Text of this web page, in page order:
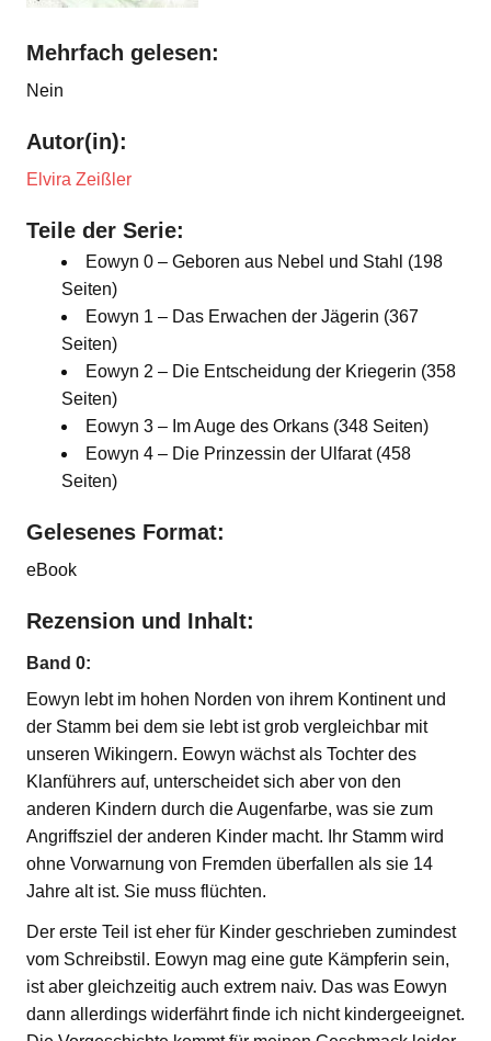
Mehrfach gelesen:
Nein
Autor(in):
Elvira Zeißler
Teile der Serie:
Eowyn 0 – Geboren aus Nebel und Stahl (198
Seiten)
Eowyn 1 – Das Erwachen der Jägerin (367
Seiten)
Eowyn 2 – Die Entscheidung der Kriegerin (358
Seiten)
Eowyn 3 – Im Auge des Orkans (348 Seiten)
Eowyn 4 – Die Prinzessin der Ulfarat (458
Seiten)
Gelesenes Format:
eBook
Rezension und Inhalt:
Band 0:
Eowyn lebt im hohen Norden von ihrem Kontinent und
der Stamm bei dem sie lebt ist grob vergleichbar mit
unseren Wikingern. Eowyn wächst als Tochter des
Klanführers auf, unterscheidet sich aber von den
anderen Kindern durch die Augenfarbe, was sie zum
Angriffsziel der anderen Kinder macht. Ihr Stamm wird
ohne Vorwarnung von Fremden überfallen als sie 14
Jahre alt ist. Sie muss flüchten.
Der erste Teil ist eher für Kinder geschrieben zumindest
vom Schreibstil. Eowyn mag eine gute Kämpferin sein,
ist aber gleichzeitig auch extrem naiv. Das was Eowyn
dann allerdings widerfährt finde ich nicht kindergeeignet.